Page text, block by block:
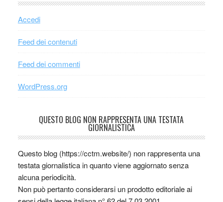
Accedi
Feed dei contenuti
Feed dei commenti
WordPress.org
QUESTO BLOG NON RAPPRESENTA UNA TESTATA
GIORNALISTICA
Questo blog (https://cctm.website/) non rappresenta una
testata giornalistica in quanto viene aggiornato senza
alcuna periodicità.
Non può pertanto considerarsi un prodotto editoriale ai